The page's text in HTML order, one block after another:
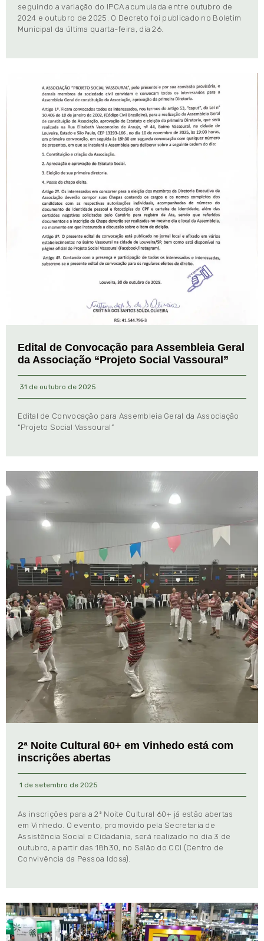
seguindo a variação do IPCA acumulada entre outubro de
2024 e outubro de 2025. O Decreto foi publicado no Boletim
Municipal da última quarta-feira, dia 26.
Edital de Convocação para Assembleia Geral
da Associação “Projeto Social Vassoural”
31 de outubro de 2025
Edital de Convocação para Assembleia Geral da Associação
“Projeto Social Vassoural”
2ª Noite Cultural 60+ em Vinhedo está com
inscrições abertas
1 de setembro de 2025
As inscrições para a 2ª Noite Cultural 60+ já estão abertas
em Vinhedo. O evento, promovido pela Secretaria de
Assistência Social e Cidadania, será realizado no dia 3 de
outubro, a partir das 18h30, no Salão do CCI (Centro de
Convivência da Pessoa Idosa).